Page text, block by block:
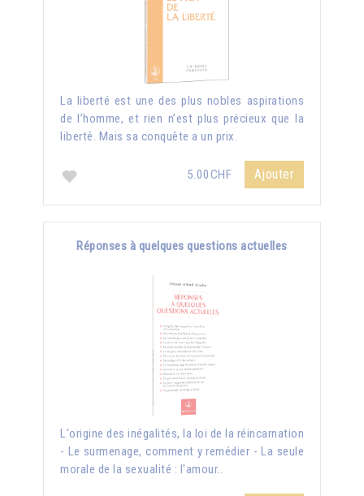
La liberté est une des plus nobles aspirations
de l’homme, et rien n’est plus précieux que la
liberté. Mais sa conquête a un prix.
5.00CHF Ajouter
Réponses à quelques questions actuelles
L'origine des inégalités, la loi de la réincarnation
- Le surmenage, comment y remédier - La seule
morale de la sexualité : l'amour..